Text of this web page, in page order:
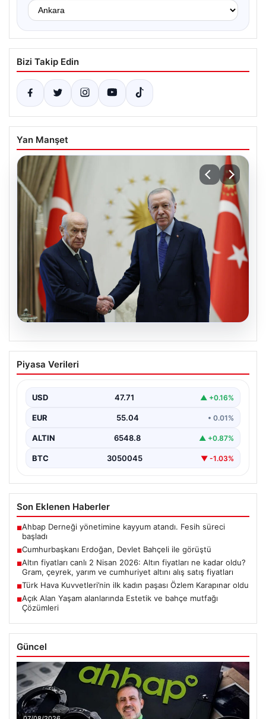
Bizi Takip Edin
Yan Manşet
06.08.2026
Cumhurbaşkanı Erdoğan, Devlet
Bahçeli ile görüştü
Piyasa Verileri
USD 47.71 ▲ +0.16%
EUR 55.04 • 0.01%
ALTIN 6548.8 ▲ +0.87%
BTC 3050045 ▼ -1.03%
Son Eklenen Haberler
■Ahbap Derneği yönetimine kayyum atandı. Fesih süreci
başladı
■Cumhurbaşkanı Erdoğan, Devlet Bahçeli ile görüştü
■Altın fiyatları canlı 2 Nisan 2026: Altın fiyatları ne kadar oldu?
Gram, çeyrek, yarım ve cumhuriyet altını alış satış fiyatları
■Türk Hava Kuvvetleri’nin ilk kadın paşası Özlem Karapınar oldu
■Açık Alan Yaşam alanlarında Estetik ve bahçe mutfağı
Çözümleri
Güncel